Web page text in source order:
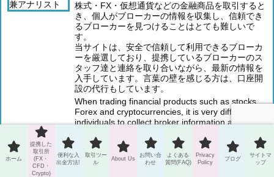
株式・FX・仮想通貨などの金融商品を取引すると
き、個人がブローカーの情報を収集し、信頼でき
るブローカーを見つけることはとても難しいで
す。
当サイトは、安全で信頼して利用できるブローカ
ーを厳選しており、提携しているブローカーのス
タッフ達と連絡を取り合いながら、最新の情報を
入手しています。言葉の壁を感じる方は、口座開
設の代行もしています。
When trading financial products such as stocks,
Forex and cryptocurrencies, it is very difficult for
individuals to collect broker information and find a
This site carefully selects safe and reliable
brokers, and keeps in touch with the staff of
affiliated brokers to obtain the latest information.
ホーム
提携した
取引所
(FX・
CFD・
Crypto)
便利な入
出金方法!
取引ツー
ル
About Us
お問い合
わせ
よくある
質問(FAQ)
Privacy
Policy
ブログ
サイトマ
ップ